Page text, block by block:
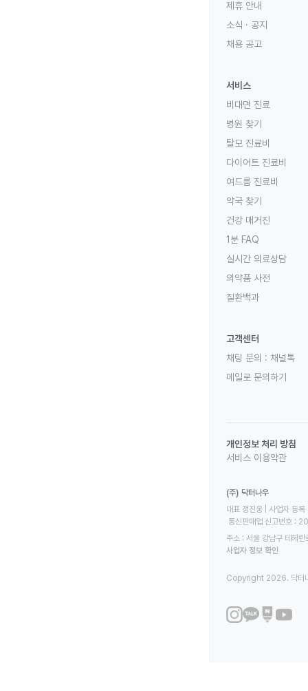
제휴 안내
소식 · 공지
채용 공고
서비스
비대면 진료
병원 찾기
탈모 진료비
다이어트 진료비
여드름 진료비
약국 찾기
건강 매거진
1분 FAQ
실시간 의료상담
의약품 사전
질환백과
고객센터
채팅 문의 : 채널톡
메일로 문의하기
개인정보 처리 방침
서비스 이용약관
(주) 닥터나우
대표 정진웅 | 사업자
통신판매업 신고번호
주소 : 서울 강남구 테헤
사업자 정보 확인
Copyright 2026. 닥터